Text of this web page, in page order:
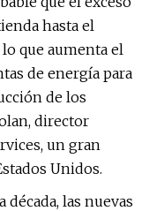
hasta el
que aumenta el
de energía para
de los
director
un gran
Unidos.
las nuevas